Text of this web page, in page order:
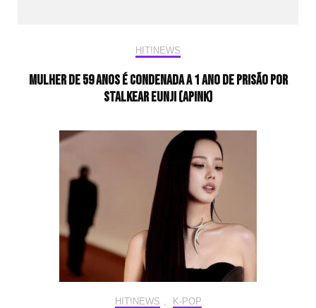
HIT!NEWS
Mulher de 59 anos é condenada a 1 ano de prisão por
stalkear Eunji (Apink)
HIT!NEWS , K-POP